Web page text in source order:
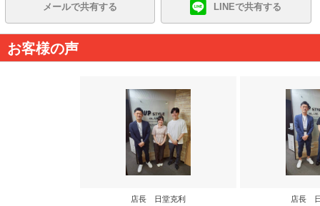
メールで共有する LINEで共有する
お客様の声
店長 日堂克利 店長